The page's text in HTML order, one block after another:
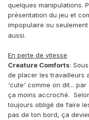
quelques manipulations.
présentation du jeu et
impopulaire ou
aussi.
En perte de vitesse
Creature Comforts:
de placer les travailleurs
'cute' comme on dit...
ça moins accroché.
toujours obligé de faire
pas de ton bord, ça